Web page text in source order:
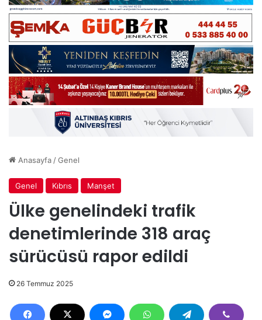
Anasayfa /Genel
Genel Kıbrıs Manşet
Ülke genelindeki trafik
denetimlerinde 318 araç
sürücüsü rapor edildi
26 Temmuz 2025